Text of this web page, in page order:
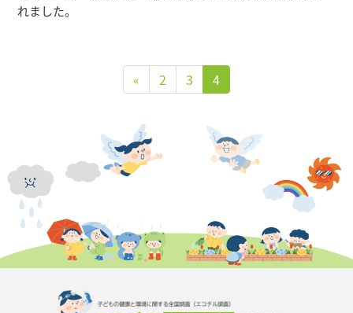
れました。
« 2 3 4